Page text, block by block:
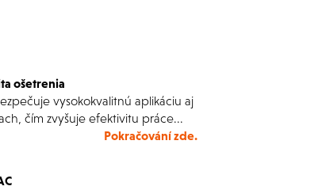
ošetrenia
vysokokvalitnú aplikáciu aj
čím zvyšuje efektivitu práce...
Pokračování zde.